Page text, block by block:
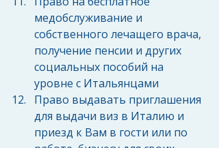
медобслуживание и
собственного лечащего врача,
получение пенсии и других
социальных пособий на
уровне с Итальянцами
Право выдавать приглашения
для выдачи виз в Италию и
приезд к Вам в гости или по